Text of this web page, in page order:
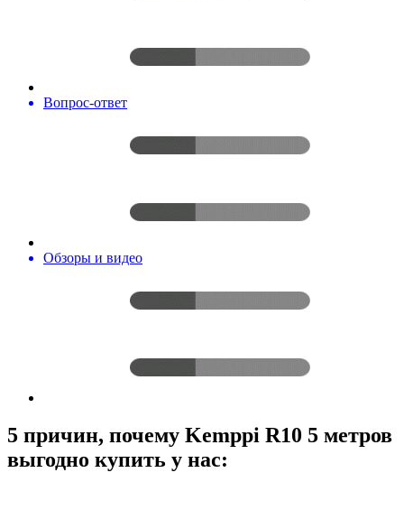
Вопрос-ответ
Обзоры и видео
5 причин, почему Kemppi R10 5 метров
выгодно купить у нас: